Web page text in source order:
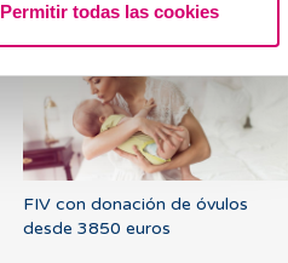
Permitir todas las cookies
FIV con donación de óvulos
desde 3850 euros